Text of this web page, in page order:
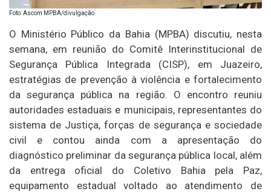
Foto: Ascom MPBA/divulgação
O Ministério Público da Bahia (MPBA) discutiu, nesta
semana, em reunião do Comitê Interinstitucional de
Segurança Pública Integrada (CISP), em Juazeiro,
estratégias de prevenção à violência e fortalecimento
da segurança pública na região. O encontro reuniu
autoridades estaduais e municipais, representantes do
sistema de Justiça, forças de segurança e sociedade
civil e contou ainda com a apresentação do
diagnóstico preliminar da segurança pública local, além
da entrega oficial do Coletivo Bahia pela Paz,
equipamento estadual voltado ao atendimento de